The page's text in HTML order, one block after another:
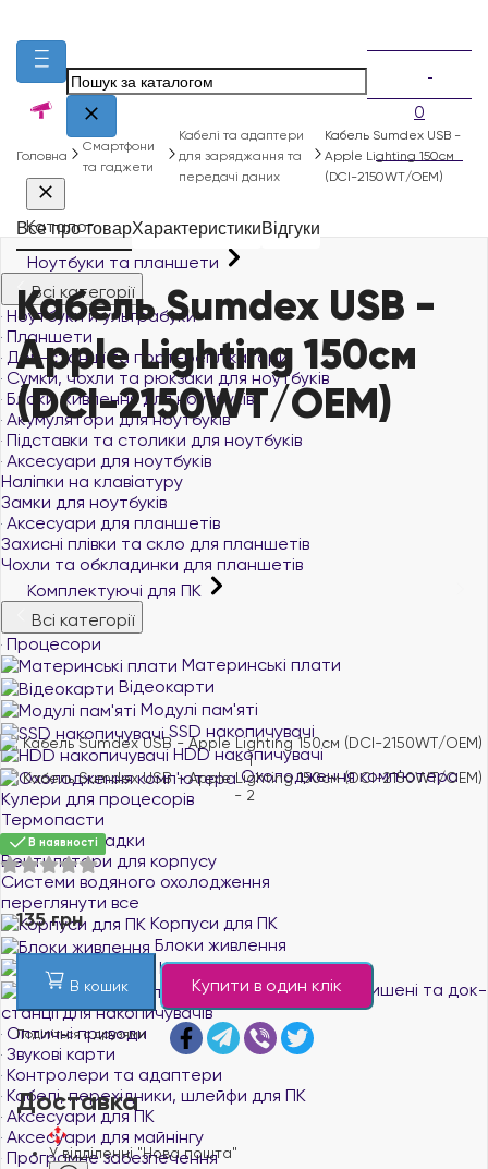
0
Каталог
Ноутбуки та планшети
Всі категорії
Ноутбуки й ультрабуки
Планшети
Док-станції та порт-реплікатори
Сумки, чохли та рюкзаки для ноутбуків
Блоки живлення для ноутбуків
Акумулятори для ноутбуків
Підставки та столики для ноутбуків
Аксесуари для ноутбуків
Наліпки на клавіатуру
Замки для ноутбуків
Аксесуари для планшетів
Захисні плівки та скло для планшетів
Чохли та обкладинки для планшетів
Комплектуючі для ПК
Всі категорії
Процесори
Материнські плати
Відеокарти
Модулі пам'яті
SSD накопичувачі
HDD накопичувачі
Охолодження комп'ютера
Кулери для процесорів
Термопасти
Термопрокладки
Вентилятори для корпусу
Системи водяного охолодження
переглянути все
Корпуси для ПК
Блоки живлення
Кабелі живлення
Кишені та док-
станції для накопичувачів
Оптичні приводи
Звукові карти
Контролери та адаптери
Кабелі, перехідники, шлейфи для ПК
Аксесуари для ПК
Аксесуари для майнінгу
Програмне забезпечення
Головна
Смартфони
та гаджети
Кабелі та адаптери
для заряджання та
передачі даних
Кабель Sumdex USB -
Apple Lighting 150см
(DCI-2150WT/OEM)
Все про товарХарактеристикиВідгуки
Кабель Sumdex USB -
Apple Lighting 150см
(DCI-2150WT/OEM)
В наявності
135 грн
В кошик Купити в один клік
Поділіться с друзями
Доставка
У відділенні "Нова пошта"